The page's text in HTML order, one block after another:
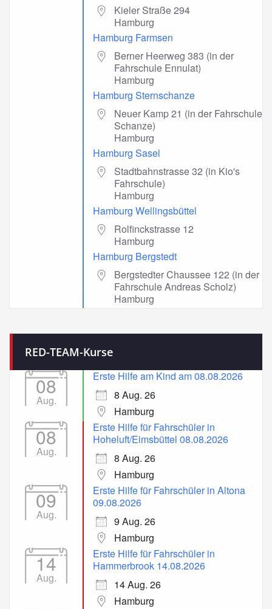
Kieler Straße 294
Hamburg
Hamburg Farmsen
Berner Heerweg 383 (in der
Fahrschule Ennulat)
Hamburg
Hamburg Sternschanze
Neuer Kamp 21 (in der Fahrschule
Schanze)
Hamburg
Hamburg Sasel
Stadtbahnstrasse 32 (in Kio's
Fahrschule)
Hamburg
Hamburg Wellingsbüttel
Rolfinckstrasse 12
Hamburg
Hamburg Bergstedt
Bergstedter Chaussee 122 (in der
Fahrschule Andreas Scholz)
Hamburg
RED-TEAM-Kurse
08
Aug.
Erste Hilfe am Kind am 08.08.2026
8 Aug. 26
Hamburg
08
Aug.
Erste Hilfe für Fahrschüler in
Hoheluft/Eimsbüttel 08.08.2026
8 Aug. 26
Hamburg
09
Aug.
Erste Hilfe für Fahrschüler in Altona
09.08.2026
9 Aug. 26
Hamburg
14
Aug.
Erste Hilfe für Fahrschüler in
Hammerbrook 14.08.2026
14 Aug. 26
Hamburg